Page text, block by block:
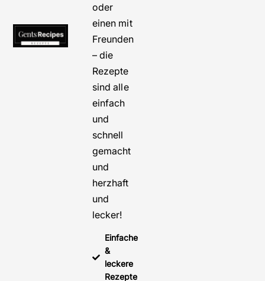
oder
einen mit
Freunden
– die
Rezepte
sind alle
einfach
und
schnell
gemacht
und
herzhaft
und
lecker!
Einfache
&
leckere
Rezepte